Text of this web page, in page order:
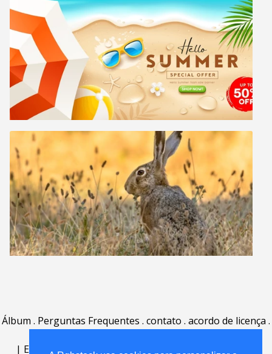
Álbum . Perguntas Frequentes . contato . acordo de licença .
| English | Deutsch Español Português